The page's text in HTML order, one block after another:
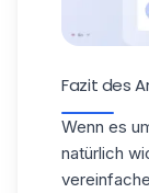
Fazit des
Wenn es
natürlich